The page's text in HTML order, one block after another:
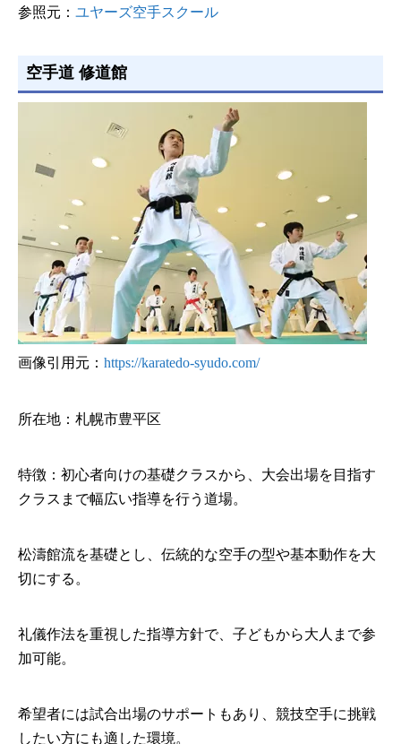
参照元： ユヤーズ空手スクール
空手道 修道館
画像引用元： https://karatedo-syudo.com/
所在地：札幌市豊平区
特徴：初心者向けの基礎クラスから、大会出場を目指す
クラスまで幅広い指導を行う道場。
松濤館流を基礎とし、伝統的な空手の型や基本動作を大
切にする。
礼儀作法を重視した指導方針で、子どもから大人まで参
加可能。
希望者には試合出場のサポートもあり、競技空手に挑戦
したい方にも適した環境。